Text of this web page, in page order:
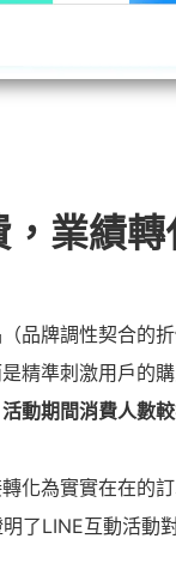
業績
品牌調性契合的
精準刺激用戶的
活動期間消費人數
化為實實在在的訂
明了LINE互動活動